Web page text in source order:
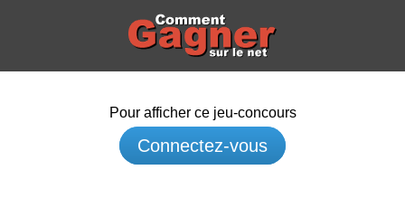
Pour afficher ce jeu-concours
Connectez-vous